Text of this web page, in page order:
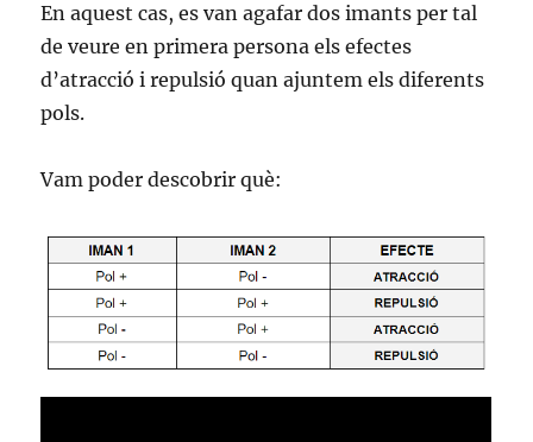
En aquest cas, es van agafar dos imants per tal
de veure en primera persona els efectes
d’atracció i repulsió quan ajuntem els diferents
pols.
Vam poder descobrir què: